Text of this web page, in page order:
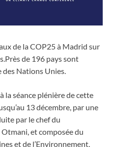
de la COP25 à Madrid sur
de 196 pays sont
des Nations Unies.
la séance plénière de cette
13 décembre, par une
par le chef du
et composée du
et de l’Environnement,